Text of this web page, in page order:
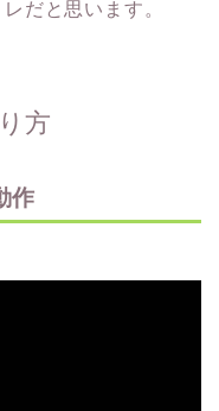
だと思います。
方
作